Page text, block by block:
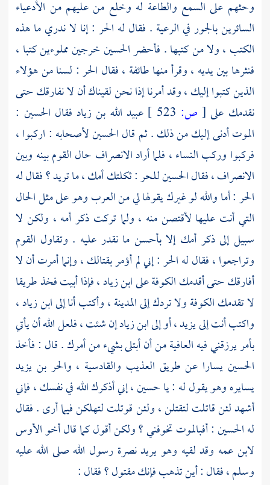
وحثهم على السمع والطاعة له وخلع من عليهم من الأدعياء
السائرين بالجور في الرعية . فقال له الحر : إنا لا ندري ما هذه
الكتب ، ولا من كتبها . فأحضرالحسينخرجين مملوءين كتبا ،
فنثرها بين يديه ، وقرأ منها طائفة ، فقال الحر: لسنا من هؤلاء
الذين كتبوا إليك ، وقد أمرنا إذا نحن لقيناك أن لا نفارقك حتى
نقدمك على [ ص: عبيد الله بن زياد فقال الحسين :
الموت أدنى إليك من ذلك . ثم قالالحسينلأصحابه : اركبوا ،
فركبوا وركب النساء ، فلما أراد الانصراف حال القوم بينه وبين
الانصراف ، فقالالحسينللحر: ثكلتك أمك ، ما تريد ؟ فقال له
الحر: أما والله لو غيرك يقولها لي من العرب وهو على مثل الحال
التي أنت عليها لأقتصن منه ، ولما تركت ذكر أمه ، ولكن لا
سبيل إلى ذكر أمك إلا بأحسن ما نقدر عليه . وتقاول القوم
وتراجعوا ، فقال لهالحر: إني لم أؤمر بقتالك ، وإنما أمرت أن لا
أفارقك حتى أقدمكالكوفةعلىابن زياد، فإذا أبيت فخذ طريقا
لا تقدمكالكوفةولا تردك إلىالمدينة، وأكتب أنا إلىابن زياد،
واكتب أنت إلىيزيد، أو إلىابن زيادإن شئت ، فلعل الله أن يأتي
بأمر يرزقني فيه العافية من أن أبتلى بشيء من أمرك . قال : فأخذ
الحسين يسارا عن طريق العذيب والقادسية ، والحر بن يزيد
يسايره وهو يقول له : ياحسين، إني أذكرك الله في نفسك ، فإني
أشهد لئن قاتلت لتقتلن ، ولئن قوتلت لتهلكن فيما أرى . فقال
لهالحسين: أفبالموت تخوفني ؟ ولكن أقول كما قال أخوالأوس
لابن عمه وقد لقيه وهو يريد نصرة رسول الله صلى الله عليه
وسلم ، فقال : أين تذهب فإنك مقتول ؟ فقال :